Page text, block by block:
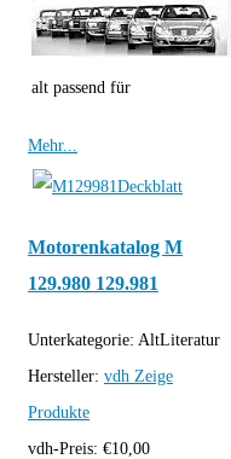
alt passend für
Mehr...
Motorenkatalog M
129.980 129.981
Unterkategorie: AltLiteratur
Hersteller: vdh Zeige
Produkte
vdh-Preis: €10,00